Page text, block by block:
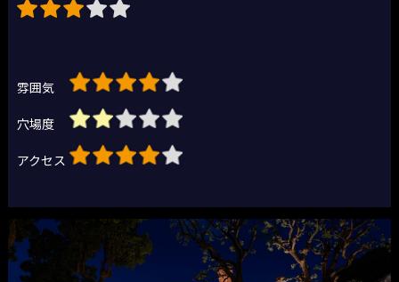
雰囲気
穴場度
アクセス